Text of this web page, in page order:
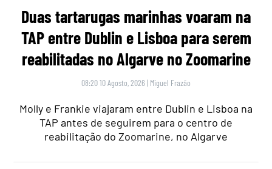
Duas tartarugas marinhas voaram na
TAP entre Dublin e Lisboa para serem
reabilitadas no Algarve no Zoomarine
08:20 10 Agosto, 2026 | Miguel Frazão
Molly e Frankie viajaram entre Dublin e Lisboa na
TAP antes de seguirem para o centro de
reabilitação do Zoomarine, no Algarve